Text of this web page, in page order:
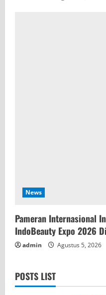
News
Pameran Internasional
IndoBeauty Expo 2026
admin Agustus 5, 2026
POSTS LIST